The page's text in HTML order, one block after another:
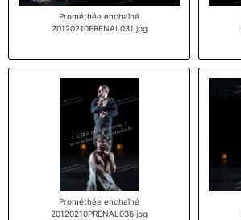
Prométhée enchaîné
20120210PRENAL031.jpg
Prométhée enchaîné
20120210PRENAL036.jpg